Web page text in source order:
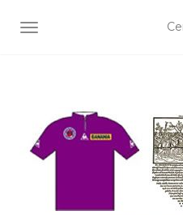
TOGGLE NAVIGATION